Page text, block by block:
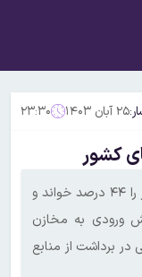
۲۵ آبان ۱۴۰۳ ۲۳:۳۰
سخنگوی صنعت آب، پرشدگی سدهای کشور را ۴۴ درصد خواند و
ورودی به مخازن
برداشت از منابع